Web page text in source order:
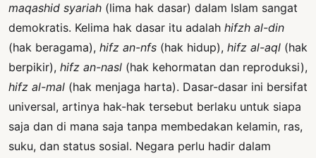
maqashid syariah (lima hak dasar) dalam Islam sangat
demokratis. Kelima hak dasar itu adalah hifzh al-din
(hak beragama), hifz an-nfs (hak hidup), hifz al-aql (hak
berpikir), hifz an-nasl (hak kehormatan dan reproduksi),
hifz al-mal (hak menjaga harta). Dasar-dasar ini bersifat
universal, artinya hak-hak tersebut berlaku untuk siapa
saja dan di mana saja tanpa membedakan kelamin, ras,
suku, dan status sosial. Negara perlu hadir dalam